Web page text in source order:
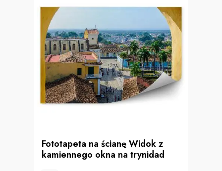
Fototapeta na ścianę Widok z
kamiennego okna na trynidad